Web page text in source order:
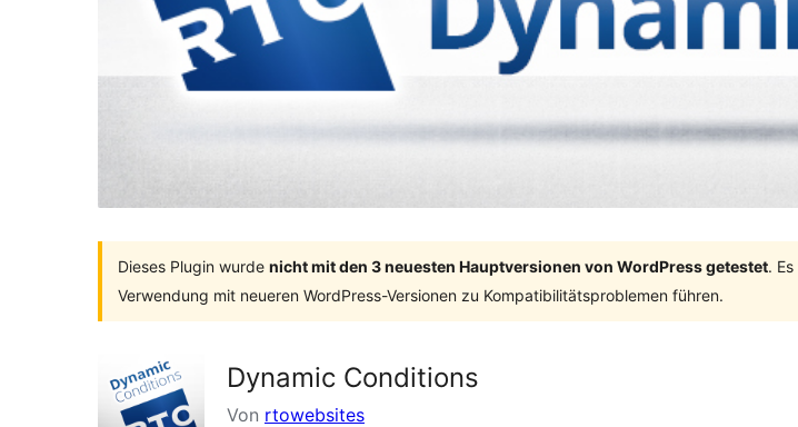
Dieses Plugin wurde nicht mit den 3 neuesten Hauptversionen von WordPress getestet.
Verwendung mit neueren WordPress-Versionen zu Kompatibilitätsproblemen führen.
Dynamic Conditions
Von rtowebsites